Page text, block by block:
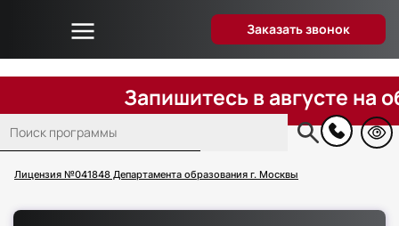
Лицензия №041848 Департамента образования г. Москвы
Заказать звонок
Основная
навигация
Об университете
Дистанционное образование
Преподаватели
Вопрос-ответ
Запишитесь в августе на